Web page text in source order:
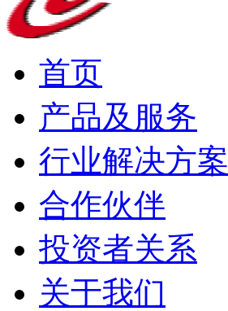
首页
产品及服务
行业解决方案
合作伙伴
投资者关系
关于我们